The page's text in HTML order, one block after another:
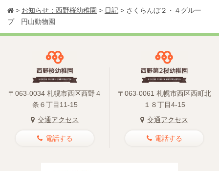
> お知らせ：西野桜幼稚園 > 日記 > さくらんぼ２・４グルー
プ 円山動物園
〒063-0034 札幌市西区西野４
条６丁目11-15
交通アクセス
電話する
〒063-0061 札幌市西区西町北
１８丁目4-15
交通アクセス
電話する